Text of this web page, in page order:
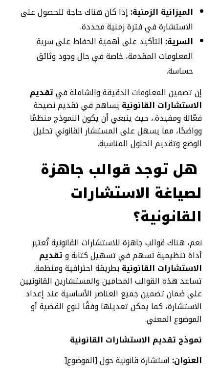
الميزانية الزمنية: إذا كان هناك حاجة للحصول على
الاستشارة في فترة زمنية محددة.
السرية: التأكيد على أهمية الحفاظ على سرية
المعلومات المقدمة، خاصة في حال وجود وثائق
حساسة.
إن تضمين المعلومات الدقيقة والشاملة فيتقديم
الاستشارات القانونية يساهم في تقديم نصيحة
فعّالة ومفيدة.، حيث ينبغي أن يكون النموذج منظمًا
وواضحًا، مما يسهل على المستشار القانوني تحليل
الوضع وتقديم الحلول المناسبة.
هل توجد قوالب جاهزة
لصياغة الاستشارات
القانونية؟
نعم، هناك قوالب جاهزة للاستشارات القانونية تُعتبر
أداة تنظيمية تسهم في تسهيل كتابة وتقديم
الاستشارات القانونيةبطريقة احترافية ومنظمة.
تساعد هذه القوالب المحامين والمستشارين القانونيين
على ضمان تضمين جميع العناصر الأساسية عند إعداد
الاستشارة، كما يمكن تعديلها وفقًا لنوع القضية أو
الموضوع المعني.
نموذج تقديم الاستشارات القانونية
العنوان: استشارة قانونية حول [الموضوع[